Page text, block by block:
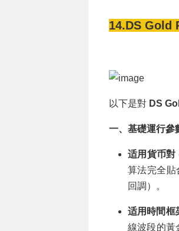
14.DS Gold
以下是對 DS
一、基礎運行參
适用貨币對
算法完全貼
回調）。
适用時間框
線波段的黃